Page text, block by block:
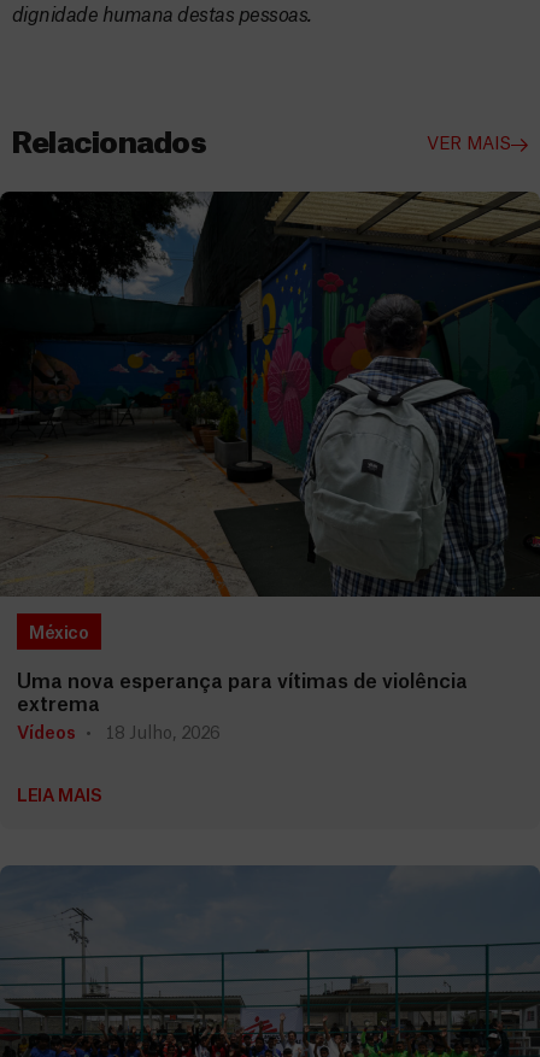
dignidade humana destas pessoas.
Relacionados VER MAIS
México
Uma nova esperança para vítimas de violência
extrema
Vídeos 18 Julho, 2026
LEIA MAIS